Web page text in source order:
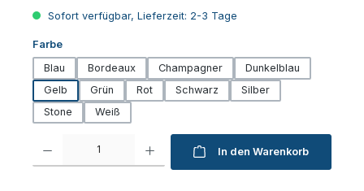
Sofort verfügbar, Lieferzeit: 2-3 Tage
Farbeauswählen
Blau
Bordeaux Champagner
Dunkelblau
Gelb
Grün Rot Schwarz
Silber
Stone
Weiß
Produkt Anzahl: Gib den gewünschten Wert ein oder benutze die
In den Warenkorb